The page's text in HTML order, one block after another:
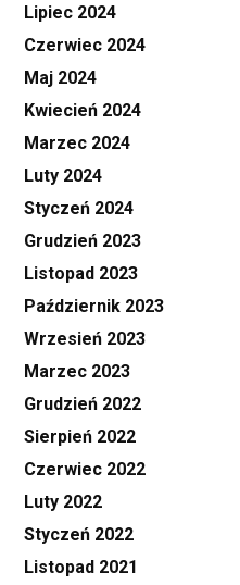
Lipiec 2024
Czerwiec 2024
Maj 2024
Kwiecień 2024
Marzec 2024
Luty 2024
Styczeń 2024
Grudzień 2023
Listopad 2023
Październik 2023
Wrzesień 2023
Marzec 2023
Grudzień 2022
Sierpień 2022
Czerwiec 2022
Luty 2022
Styczeń 2022
Listopad 2021